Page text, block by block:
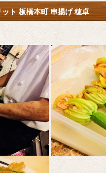
ト 板橋本町 串揚げ 穂卓